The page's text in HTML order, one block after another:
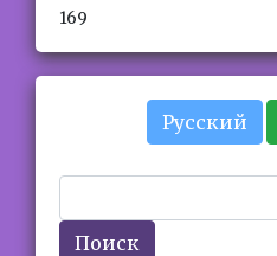
169
Русский
Поиск